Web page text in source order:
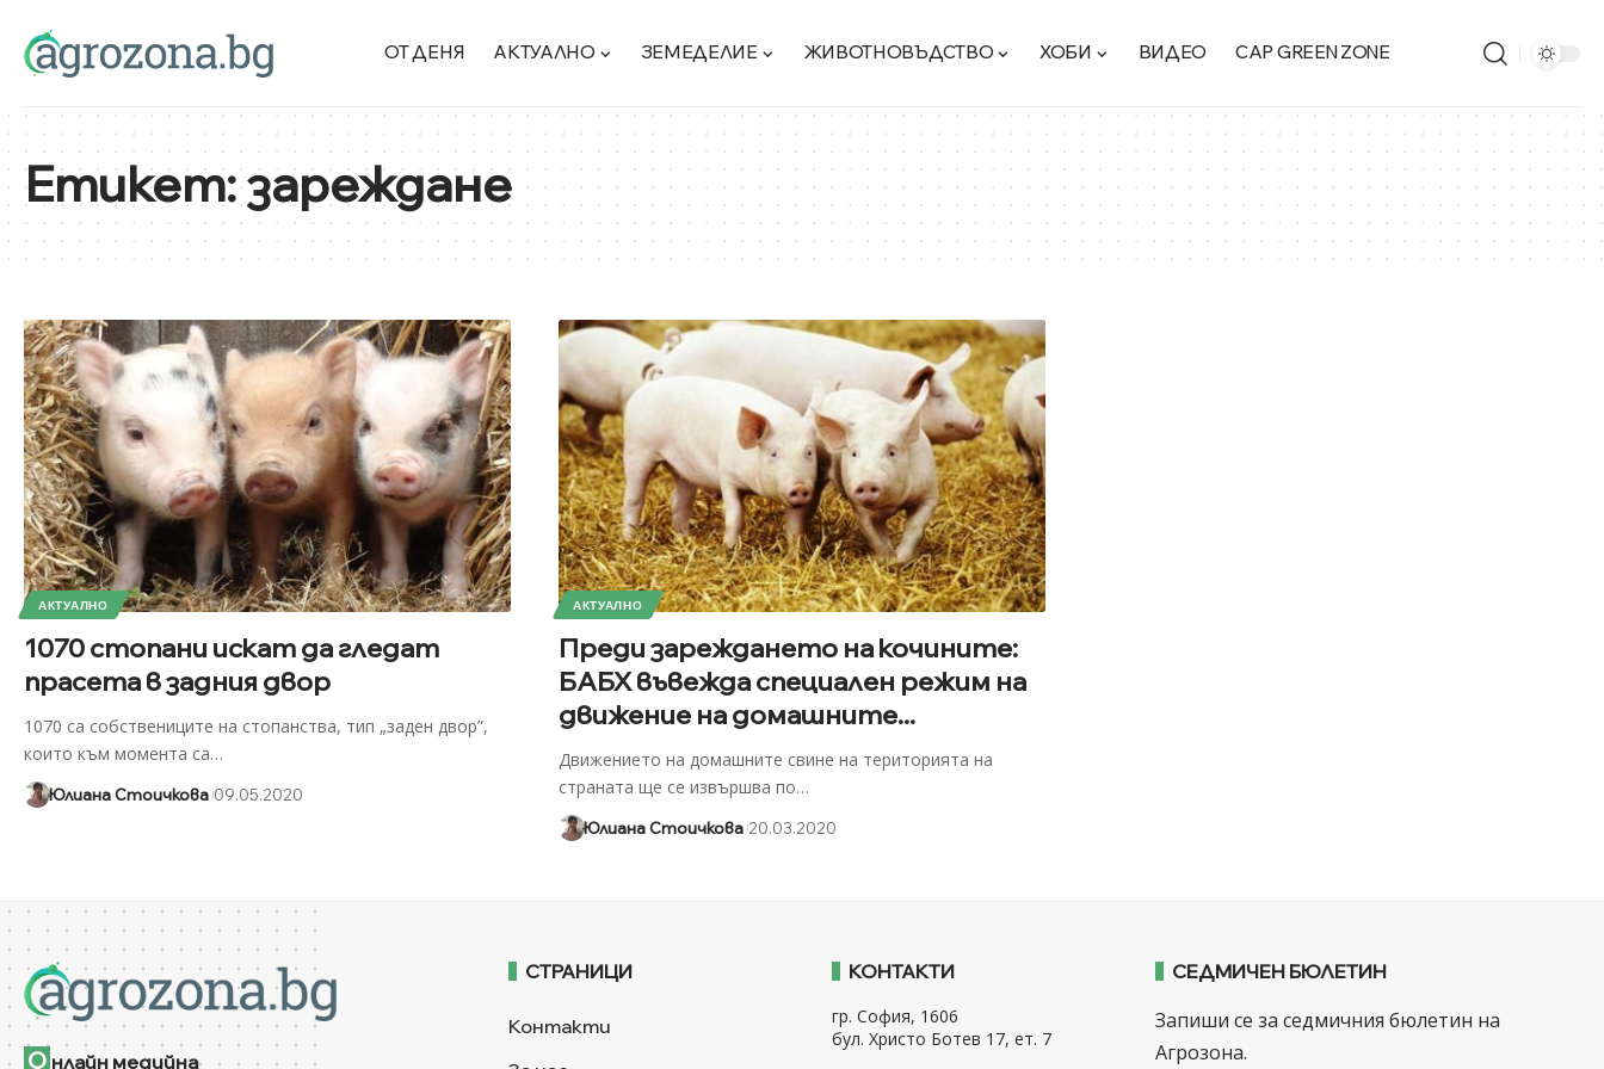
ОТ ДЕНЯ АКТУАЛНО ЗЕМЕДЕЛИЕ ЖИВОТНОВЪДСТВО ХОБИ ВИДЕО CAP GREEN ZONE
Етикет:зареждане
АКТУАЛНО
1070 стопани искат да гледат
прасета в задния двор
1070 са собствениците на стопанства, тип „заден двор”,
които към момента са…
Юлиана Стоичкова 09.05.2020
АКТУАЛНО
Преди зареждането на кочините:
БАБХ въвежда специален режим на
движение на домашните...
Движението на домашните свине на територията на
страната ще се извършва по…
Юлиана Стоичкова 20.03.2020
О нлайн медийна
СТРАНИЦИ
Контакти
КОНТАКТИ
гр. София, 1606
бул. Христо Ботев 17, ет. 7
СЕДМИЧЕН БЮЛЕТИН
Запиши се за седмичния бюлетин на
Агрозона.